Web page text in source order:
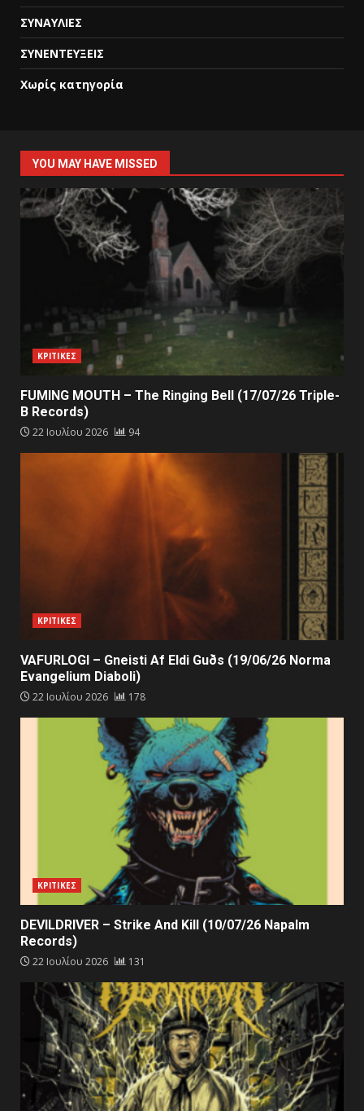
ΣΥΝΑΥΛΙΕΣ
ΣΥΝΕΝΤΕΥΞΕΙΣ
Χωρίς κατηγορία
YOU MAY HAVE MISSED
ΚΡΙΤΙΚΕΣ
FUMING MOUTH – The Ringing Bell (17/07/26 Triple-
B Records)
22 Ιουλίου 2026 94
ΚΡΙΤΙΚΕΣ
VAFURLOGI – Gneisti Af Eldi Guðs (19/06/26 Norma
Evangelium Diaboli)
22 Ιουλίου 2026 178
ΚΡΙΤΙΚΕΣ
DEVILDRIVER – Strike And Kill (10/07/26 Napalm
Records)
22 Ιουλίου 2026 131